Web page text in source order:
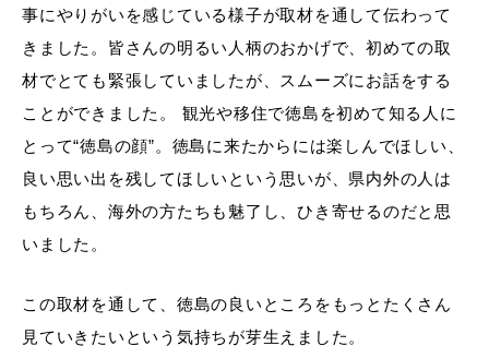
事にやりがいを感じている様子が取材を通して伝わって
きました。皆さんの明るい人柄のおかげで、初めての取
材でとても緊張していましたが、スムーズにお話をする
ことができました。 観光や移住で徳島を初めて知る人に
とって“徳島の顔”。徳島に来たからには楽しんでほしい、
良い思い出を残してほしいという思いが、県内外の人は
もちろん、海外の方たちも魅了し、ひき寄せるのだと思
いました。
この取材を通して、徳島の良いところをもっとたくさん
見ていきたいという気持ちが芽生えました。